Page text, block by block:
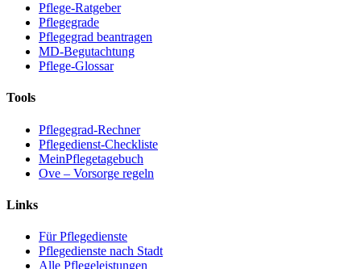
Pflege-Ratgeber
Pflegegrade
Pflegegrad beantragen
MD-Begutachtung
Pflege-Glossar
Tools
Pflegegrad-Rechner
Pflegedienst-Checkliste
MeinPflegetagebuch
Ove – Vorsorge regeln
Links
Für Pflegedienste
Pflegedienste nach Stadt
Alle Pflegeleistungen